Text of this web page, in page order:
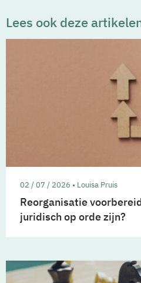
Lees ook deze
02 / 07 / 2026 • Louisa Pruis
Reorganisatie
juridisch op orde zijn?